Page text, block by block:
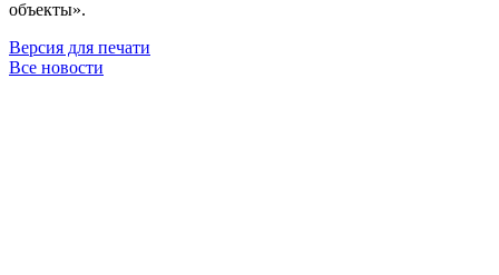
объекты».
Версия для печати
Все новости